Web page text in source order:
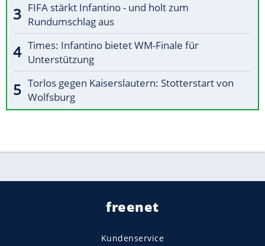
FIFA stärkt Infantino - und holt zum
Rundumschlag aus
Times: Infantino bietet WM-Finale für
Unterstützung
Torlos gegen Kaiserslautern: Stotterstart von
Wolfsburg
freenet
Kundenservice